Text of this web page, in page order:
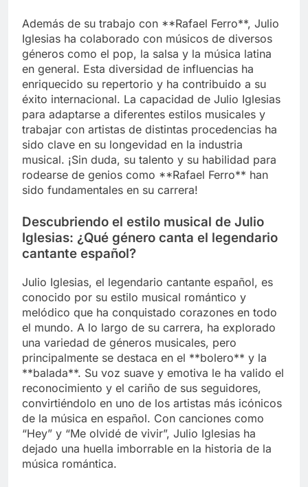
Además de su trabajo con **Rafael Ferro**, Julio
Iglesias ha colaborado con músicos de diversos
géneros como el pop, la salsa y la música latina
en general. Esta diversidad de influencias ha
enriquecido su repertorio y ha contribuido a su
éxito internacional. La capacidad de Julio Iglesias
para adaptarse a diferentes estilos musicales y
trabajar con artistas de distintas procedencias ha
sido clave en su longevidad en la industria
musical. ¡Sin duda, su talento y su habilidad para
rodearse de genios como **Rafael Ferro** han
sido fundamentales en su carrera!
Descubriendo el estilo musical de Julio
Iglesias: ¿Qué género canta el legendario
cantante español?
Julio Iglesias, el legendario cantante español, es
conocido por su estilo musical romántico y
melódico que ha conquistado corazones en todo
el mundo. A lo largo de su carrera, ha explorado
una variedad de géneros musicales, pero
principalmente se destaca en el **bolero** y la
**balada**. Su voz suave y emotiva le ha valido el
reconocimiento y el cariño de sus seguidores,
convirtiéndolo en uno de los artistas más icónicos
de la música en español. Con canciones como
“Hey” y “Me olvidé de vivir”, Julio Iglesias ha
dejado una huella imborrable en la historia de la
música romántica.